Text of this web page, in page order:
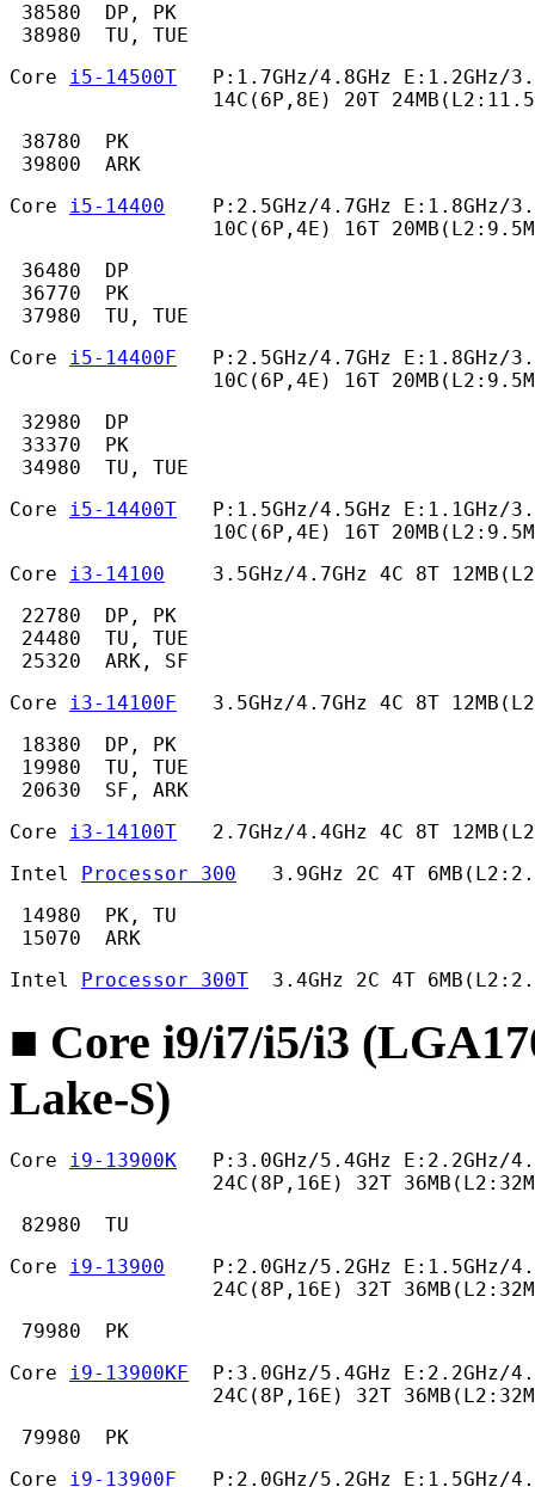
38580  DP, PK
38980  TU, TUE
Core i5-14500T
P:1.7GHz/4.8GHz E:1.2GHz/
14C(6P,8E) 20T
38780  PK
39800  ARK
Core i5-14400
P:2.5GHz/4.7GHz E:1.8GHz/
10C(6P,4E) 16T
36480  DP
36770  PK
37980  TU, TUE
Core i5-14400F
P:2.5GHz/4.7GHz E:1.8GHz/
10C(6P,4E) 16T
32980  DP
33370  PK
34980  TU, TUE
Core i5-14400T
P:1.5GHz/4.5GHz E:1.1GHz/
10C(6P,4E) 16T
Core i3-14100
3.5GHz/4.7GHz 4C 8T
22780  DP, PK
24480  TU, TUE
25320  ARK, SF
Core i3-14100F
3.5GHz/4.7GHz 4C 8T
18380  DP, PK
19980  TU, TUE
20630  SF, ARK
Core i3-14100T
2.7GHz/4.4GHz 4C 8T
Intel
Processor 300
3.9GHz 2C 4T
14980  PK, TU
15070  ARK
Intel
Processor 300T
3.4GHz 2C 4T
■ Core i9/i7/i5/i3
Lake-S)
Core i9-13900K
P:3.0GHz/5.4GHz E:2.2GHz/
24C(8P,16E) 32T
82980  TU
Core i9-13900
P:2.0GHz/5.2GHz E:1.5GHz/
24C(8P,16E) 32T
79980  PK
Core i9-13900KF
P:3.0GHz/5.4GHz E:2.2GHz/
24C(8P,16E) 32T
79980  PK
Core i9-13900F
P:2.0GHz/5.2GHz E:1.5GHz/